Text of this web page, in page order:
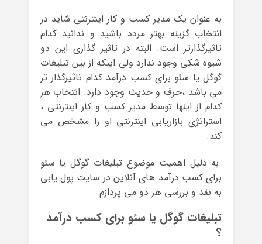
به عنوان یک مدیر کسب و کار اینترنتی شاید در
انتخاب گزینه بهتر مردد باشید و ندانید کدام
تاثیرگذارتر است. البته در تاثیر گذاری این دو
شیوه شکی وجود ندارد ولی اینکه از بین تبلیغات
گوگل یا سئو برای کسب درآمد کدام تاثیرگذار تر
می باشد ،حرف و حدیث وجود دارد. انتخاب هر
کدام از اینها توسط مدیر کسب و کار اینترنتی ،
استراتژی بازاریابی اینترنتی او را مشخص می
کند.
به دلیل اهمیت موضوع تبلیغات گوگل یا سئو
برای کسب درآمد های آنلاین در سایت پول یابی
به نقد و بررسی هر دو می پردازم
تبلیغات گوگل یا سئو برای کسب درآمد
؟